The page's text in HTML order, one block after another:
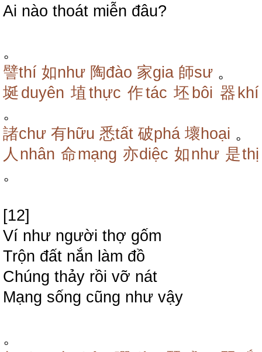
Ai nào thoát miễn đâu?
。
譬thí 如như 陶đào 家gia 師sư 。
埏duyên 埴thực 作tác 坯bôi 器khí
。
諸chư 有hữu 悉tất 破phá 壞hoại 。
人nhân 命mạng 亦diệc 如như 是thị
。
[12]
Ví như người thợ gốm
Trộn đất nắn làm đồ
Chúng thảy rồi vỡ nát
Mạng sống cũng như vậy
。